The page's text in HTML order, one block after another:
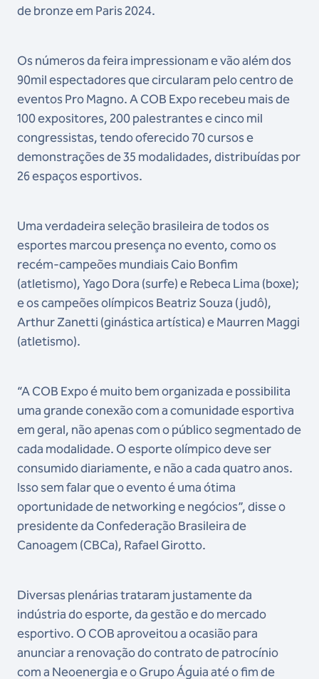
de bronze em Paris 2024.
Os números da feira impressionam e vão além dos
90milespectadores que circularam pelo centro de
eventos Pro Magno. A COB Expo recebeu mais de
100 expositores, 200 palestrantes e cinco mil
congressistas, tendo oferecido 70 cursos e
demonstrações de 35 modalidades, distribuídas por
26 espaços esportivos.
Uma verdadeira seleção brasileira de todos os
esportes marcou presença no evento, como os
recém-campeões mundiais Caio Bonfim
(atletismo), Yago Dora (surfe) e Rebeca Lima (boxe);
e os campeões olímpicos Beatriz Souza (judô),
Arthur Zanetti (ginástica artística) e Maurren Maggi
(atletismo).
“A COB Expo é muito bem organizada e possibilita
uma grande conexão com a comunidade esportiva
em geral, não apenas com o público segmentado de
cada modalidade. O esporte olímpico deve ser
consumido diariamente, e não a cada quatro anos.
Isso sem falar que o evento é uma ótima
oportunidade de networking e negócios”, disse o
presidente da Confederação Brasileira de
Canoagem (CBCa), Rafael Girotto.
Diversas plenárias trataram justamente da
indústria do esporte, da gestão e do mercado
esportivo. O COB aproveitou a ocasião para
anunciar a renovação do contrato de patrocínio
com a Neoenergia e o Grupo Águia até o fim de